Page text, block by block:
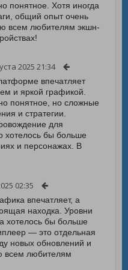
понятное. Хотя иногда
общий опыт очень
всем любителям экшн-
2025 21:34
впечатляет
и яркой графикой.
понятное, но сложные
и стратегии.
для
хотелось бы больше
и персонажах. В
02:35
впечатляет, а
находка. Уровни
хотелось бы больше
— это отдельная
новых обновлений и
всем любителям